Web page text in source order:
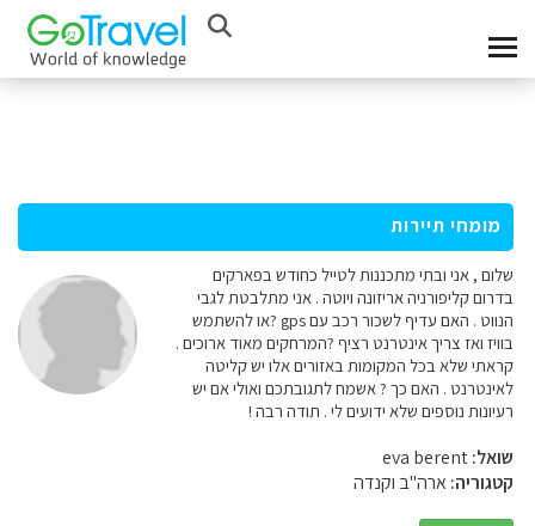
מומחי תיירות
שלום , אני ובתי מתכננות לטייל כחודש בפארקים
בדרום קליפורניה אריזונה ויוטה . אני מתלבטת לגבי
הנווט . האם עדיף לשכור רכב עם gps ?או להשתמש
בוויז ואז צריך אינטרנט רציף ?המרחקים מאוד ארוכים .
קראתי שלא בכל המקומות באזורים אלו יש קליטה
לאינטרנט . האם כך ? אשמח לתגובתכם ואולי אם יש
רעיונות נוספים שלא ידועים לי . תודה רבה !
שואל:
קטגוריה:ארה"ב וקנדה